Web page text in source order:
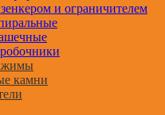
и ограничителем
камни